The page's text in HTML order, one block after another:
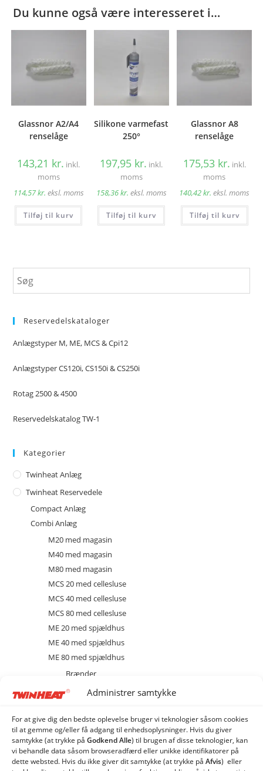
Administrer samtykke
For at give dig den bedste oplevelse bruger vi teknologier såsom cookies
til at gemme og/eller få adgang til enhedsoplysninger. Hvis du giver
samtykke (at trykke på Godkend Alle) til brugen af ​​disse teknologier, kan
vi behandle data såsom browseradfærd eller unikke identifikatorer på
dette websted. Hvis du ikke giver dit samtykke (at trykke på Afvis) eller
Du kunne også være interesseret i…
Glassnor A2/A4
renselåge
143,21 kr. inkl.
moms
114,57kr. eksl. moms
Tilføj til kurv
Silikone varmefast
250°
197,95 kr. inkl.
moms
158,36kr. eksl. moms
Tilføj til kurv
Glassnor A8
renselåge
175,53 kr. inkl.
moms
140,42kr. eksl. moms
Tilføj til kurv
Reservedelskataloger
Anlægstyper M, ME, MCS & Cpi12
Anlægstyper CS120i, CS150i & CS250i
Rotag 2500 & 4500
Reservedelskatalog TW-1
Kategorier
Twinheat Anlæg
Twinheat Reservedele
Compact Anlæg
Combi Anlæg
M20 med magasin
M40 med magasin
M80 med magasin
MCS 20 med cellesluse
MCS 40 med cellesluse
MCS 80 med cellesluse
ME 20 med spjældhus
ME 40 med spjældhus
ME 80 med spjældhus
Brænder
Diverse
EL
Kedel
Sprinkler
stoker